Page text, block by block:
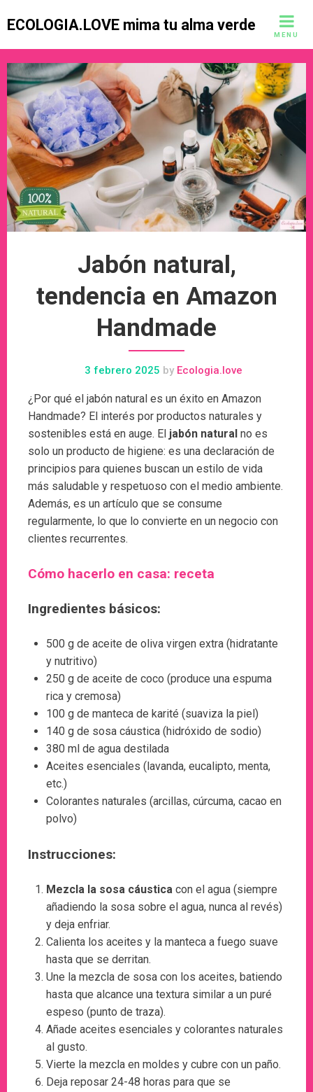
ECOLOGIA.LOVE mima tu alma verde
MENU
Jabón natural,
tendencia en Amazon
Handmade
3 febrero 2025 by Ecologia.love
¿Por qué el jabón natural es un éxito en Amazon
Handmade? El interés por productos naturales y
sostenibles está en auge. El jabón natural no es
solo un producto de higiene: es una declaración de
principios para quienes buscan un estilo de vida
más saludable y respetuoso con el medio ambiente.
Además, es un artículo que se consume
regularmente, lo que lo convierte en un negocio con
clientes recurrentes.
Cómo hacerlo en casa: receta
Ingredientes básicos:
500 g de aceite de oliva virgen extra (hidratante
y nutritivo)
250 g de aceite de coco (produce una espuma
rica y cremosa)
100 g de manteca de karité (suaviza la piel)
140 g de sosa cáustica (hidróxido de sodio)
380 ml de agua destilada
Aceites esenciales (lavanda, eucalipto, menta,
etc.)
Colorantes naturales (arcillas, cúrcuma, cacao en
polvo)
Instrucciones:
Mezcla la sosa cáusticacon el agua (siempre
añadiendo la sosa sobre el agua, nunca al revés)
y deja enfriar.
Calienta los aceites y la manteca a fuego suave
hasta que se derritan.
Une la mezcla de sosa con los aceites, batiendo
hasta que alcance una textura similar a un puré
espeso (punto de traza).
Añade aceites esenciales y colorantes naturales
al gusto.
Vierte la mezcla en moldes y cubre con un paño.
Deja reposar 24-48 horas para que se